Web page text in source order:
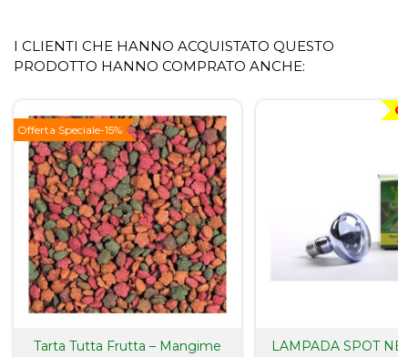
I CLIENTI CHE HANNO ACQUISTATO QUESTO
PRODOTTO HANNO COMPRATO ANCHE:
Offerta Speciale-15%
Tarta Tutta Frutta – Mangime
LAMPADA SPOT